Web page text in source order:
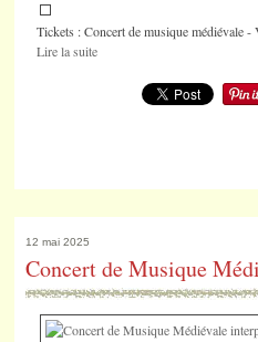
Tickets : Concert de musique médiévale
Lire la suite
12 mai 2025
Concert de Musique